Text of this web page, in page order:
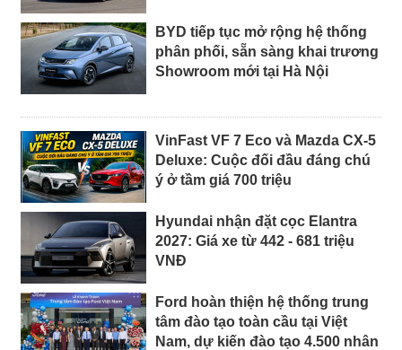
BYD tiếp tục mở rộng hệ thống
phân phối, sẵn sàng khai trương
Showroom mới tại Hà Nội
VinFast VF 7 Eco và Mazda CX-5
Deluxe: Cuộc đối đầu đáng chú
ý ở tầm giá 700 triệu
Hyundai nhận đặt cọc Elantra
2027: Giá xe từ 442 - 681 triệu
VNĐ
Ford hoàn thiện hệ thống trung
tâm đào tạo toàn cầu tại Việt
Nam, dự kiến đào tạo 4.500 nhân